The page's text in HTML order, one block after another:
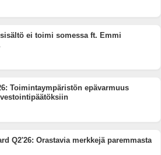
ei toimi somessa ft. Emmi
Toimintaympäristön epävarmuus
Q2'26: Orastavia merkkejä paremmasta